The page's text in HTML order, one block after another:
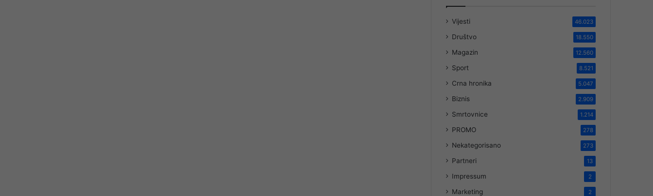
Vijesti 46.023
Društvo 18.550
Magazin 12.560
Sport 8.521
Crna hronika 5.047
Biznis 2.909
Smrtovnice 1.214
PROMO 278
Nekategorisano 273
Partneri 13
Impressum 2
Marketing 2